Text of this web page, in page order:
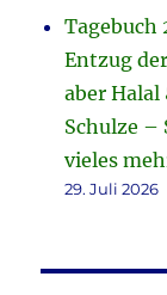
Tagebuch
Entzug
aber Halal
Schulze –
vieles
29. Juli 2026